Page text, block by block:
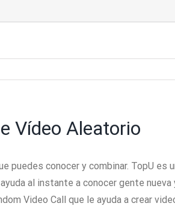
Vídeo Aleatorio
puedes conocer y combinar. TopU
al instante a conocer gente
Video Call que le ayuda a crear